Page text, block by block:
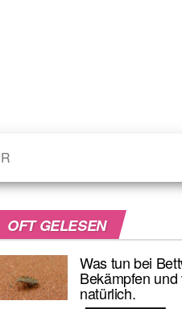
OFT GELESEN
Was tun bei
Bekämpfen
natürlich.